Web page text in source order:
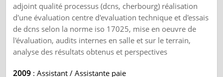
adjoint qualité processus (dcns, cherbourg) réalisation
d'une évaluation centre d'evaluation technique et d'essais
de dcns selon la norme iso 17025, mise en oeuvre de
l'évaluation, audits internes en salle et sur le terrain,
analyse des résultats obtenus et perspectives
2009 : Assistant / Assistante paie